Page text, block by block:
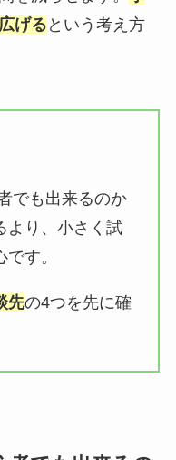
げるという考え方
でも出来るのか
より、小さく試
す。
先の4つを先に確